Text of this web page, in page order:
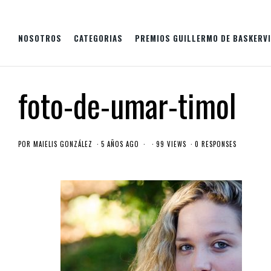
NOSOTROS CATEGORIAS PREMIOS GUILLERMO DE
foto-de-umar-timol
POR MAIELIS GONZÁLEZ 5 AÑOS AGO 99 VIEWS 0 RESPONSES